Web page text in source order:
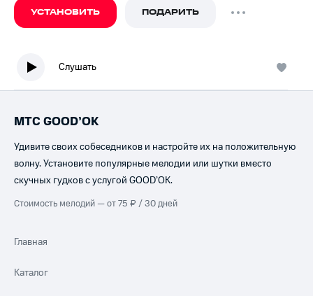
УСТАНОВИТЬ ПОДАРИТЬ
Слушать
МТС GOOD’OK
Удивите своих собеседников и настройте их на положительную
волну. Установите популярные мелодии или шутки вместо
скучных гудков с услугой GOOD’OK.
Стоимость мелодий — от 75 ₽ / 30 дней
Главная
Каталог